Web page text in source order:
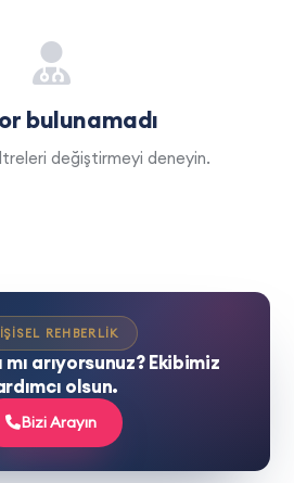
bulunamadı
değiştirmeyi deneyin.
REHBERLIK
mı arıyorsunuz? Ekibimiz
olsun.
Bizi Arayın